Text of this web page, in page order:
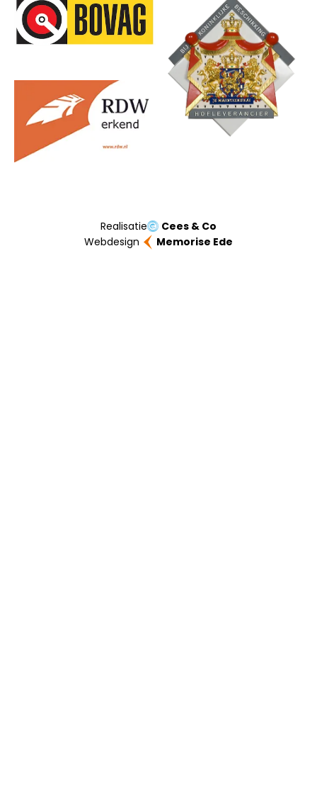
Realisatie
Cees & Co
Webdesign
Memorise Ede